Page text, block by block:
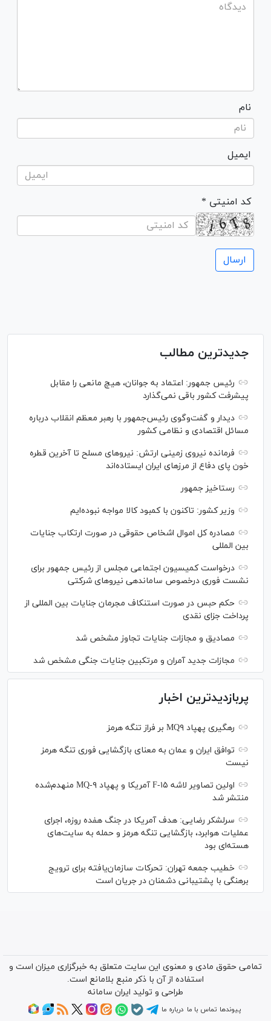
نام
ایمیل
* کد امنیتی
جدیدترین مطالب
رئیس جمهور: اعتماد به جوانان، هیچ مانعی را مقابل
پیشرفت کشور باقی نمی‌گذارد
دیدار و گفت‌‌وگوی رئیس‌جمهور با رهبر معظم انقلاب درباره
مسائل اقتصادی و نظامی کشور
فرمانده نیروی زمینی ارتش: نیرو‌های مسلح تا آخرین قطره
خون پای دفاع از مرز‌های ایران ایستاده‌اند
رستاخیز جمهور
وزیر کشور: تاکنون با کمبود کالا مواجه نبوده‌ایم
مصادره کل اموال اشخاص حقوقی در صورت ارتکاب جنایات
بین المللی
درخواست کمیسیون اجتماعی مجلس از رئیس جمهور برای
نشست فوری درخصوص ساماندهی نیرو‌های شرکتی
حکم حبس در صورت استنکاف مجرمان جنایات بین المللی از
پرداخت جزای نقدی
مصادیق و مجازات جنایات تجاوز مشخص شد
مجازات جدید آمران و مرتکبین جنایات جنگی مشخص شد
پربازدیدترین اخبار
رهگیری پهپاد MQ۹ بر فراز تنگه هرمز
توافق ایران و عمان به معنای بازگشایی فوری تنگه هرمز
نیست
اولین تصاویر لاشه F-۱۵ آمریکا و پهپاد MQ-۹ منهدم‌شده
منتشر شد
سرلشکر رضایی: هدف آمریکا در جنگ هفده روزه، اجرای
عملیات هوابرد، بازگشایی تنگه هرمز و حمله به سایت‌های
هسته‌ای بود
خطیب جمعه تهران: تحرکات سازمان‌یافته برای ترویج
برهنگی با پشتیبانی دشمنان در جریان است
تمامی حقوق مادی و معنوی این سایت متعلق به خبرگزاری میزان است و
استفاده از آن با ذکر منبع بلامانع است.
طراحی و تولید ایران سامانه
پیوندها تماس با ما درباره ما